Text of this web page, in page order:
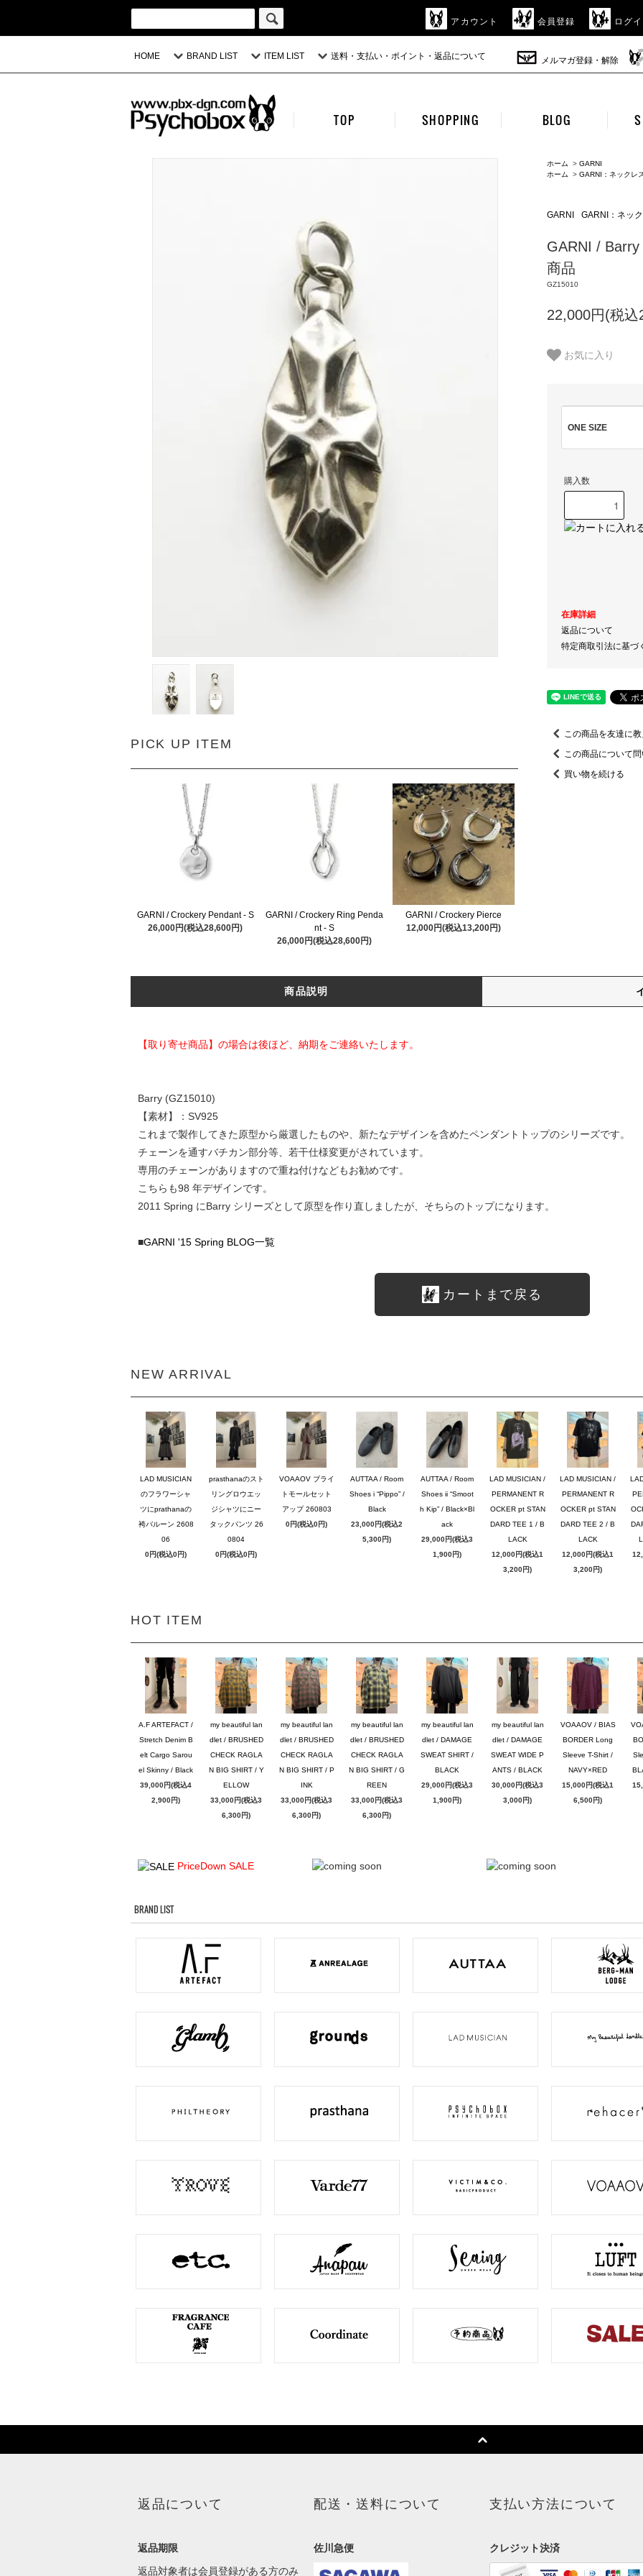
アカウント 会員登録 ログ
HOME BRAND LIST ITEM LIST 送料・支払い・ポイント・返品について メルマガ登録・解除
TOP SHOPPING BLOG
PICK UP ITEM
GARNI / Crockery Pendant - S
26,000円(税込28,600円)
GARNI / Crockery Ring Penda
nt - S
26,000円(税込28,600円)
GARNI / Crockery Pierce
12,000円(税込13,200円)
ホーム > GARNI
ホーム
> GARNI：ネックレ
GARNI GARNI：ネッ
GARNI /
商品
GZ15010
22,000円(税
お気に入り
ONE SIZE
購入数
在庫詳細
返品について
特定商取引法に基づ
この商品を友達に
この商品について
買い物を続ける
商品説明
【取り寄せ商品】の場合は後ほど、納期をご連絡いたします。
Barry (GZ15010)
【素材】：SV925
これまで製作してきた原型から厳選したものや、新たなデザインを含めたペンダントトップのシリーズです。
チェーンを通すバチカン部分等、若干仕様変更がされています。
専用のチェーンがありますので重ね付けなどもお勧めです。
こちらも98 年デザインです。
2011 Spring にBarry シリーズとして原型を作り直しましたが、そちらのトップになります。
■GARNI '15 Spring BLOG一覧
カートまで戻る
NEW ARRIVAL
LAD MUSICIAN
のフラワーシャ
ツにprathanaの
袴バルーン 2608
06
0円(税込0円)
prasthanaのスト
リングロウエッ
ジシャツにニー
タックパンツ 26
0804
0円(税込0円)
VOAAOV ブライ
トモールセット
アップ 260803
0円(税込0円)
AUTTAA / Room
Shoes i “Pippo” /
Black
23,000円(税込2
5,300円)
AUTTAA / Room
Shoes ii “Smoot
h Kip” / Black×Bl
ack
29,000円(税込3
1,900円)
LAD MUSICIAN /
PERMANENT R
OCKER pt STAN
DARD TEE 1 / B
LACK
12,000円(税込1
3,200円)
LAD MUSICIAN /
PERMANENT R
OCKER pt STAN
DARD TEE 2 / B
LACK
12,000円(税込1
3,200円)
HOT ITEM
A.F ARTEFACT /
Stretch Denim B
elt Cargo Sarou
el Skinny / Black
39,000円(税込4
2,900円)
my beautiful lan
dlet / BRUSHED
CHECK RAGLA
N BIG SHIRT / Y
ELLOW
33,000円(税込3
6,300円)
my beautiful lan
dlet / BRUSHED
CHECK RAGLA
N BIG SHIRT / P
INK
33,000円(税込3
6,300円)
my beautiful lan
dlet / BRUSHED
CHECK RAGLA
N BIG SHIRT / G
REEN
33,000円(税込3
6,300円)
my beautiful lan
dlet / DAMAGE
SWEAT SHIRT /
BLACK
29,000円(税込3
1,900円)
my beautiful lan
dlet / DAMAGE
SWEAT WIDE P
ANTS / BLACK
30,000円(税込3
3,000円)
VOAAOV / BIAS
BORDER Long
Sleeve T-Shirt /
NAVY×RED
15,000円(税込1
6,500円)
PriceDown SALE
BRAND LIST
返品について
返品期限
返品対象者は会員登録がある方のみ
配送・送料について
佐川急便
支払い方法について
クレジット決済